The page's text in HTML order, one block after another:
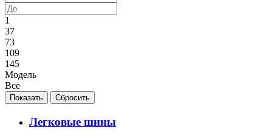
1
37
73
109
145
Модель
Все
Легковые шины